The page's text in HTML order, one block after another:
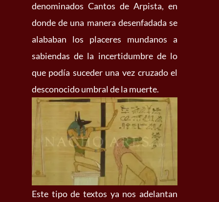
denominados Cantos de Arpista, en
donde de una manera desenfadada se
alababan los placeres mundanos a
sabiendas de la incertidumbre de lo
que podía suceder una vez cruzado el
desconocido umbral de la muerte.
Este tipo de textos ya nos adelantan